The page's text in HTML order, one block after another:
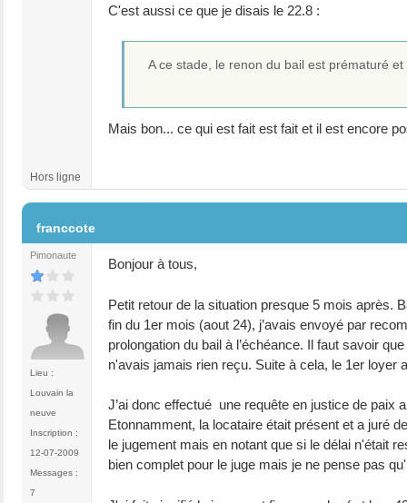
C'est aussi ce que je disais le 22.8 :
A ce stade, le renon du bail est prématuré
Mais bon... ce qui est fait est fait et il est encore
Hors ligne
franccote
Pimonaute
Lieu :
Louvain la
neuve
Inscription :
12-07-2009
Messages :
7
Bonjour à tous,
Petit retour de la situation presque 5 mois après.
fin du 1er mois (aout 24), j’avais envoyé par
prolongation du bail à l’échéance. Il faut savoir
n'avais jamais rien reçu. Suite à cela, le 1er loyer
J’ai donc effectué une requête en justice de paix
Etonnamment, la locataire était présent et a juré
le jugement mais en notant que si le délai n'était
bien complet pour le juge mais je ne pense pas